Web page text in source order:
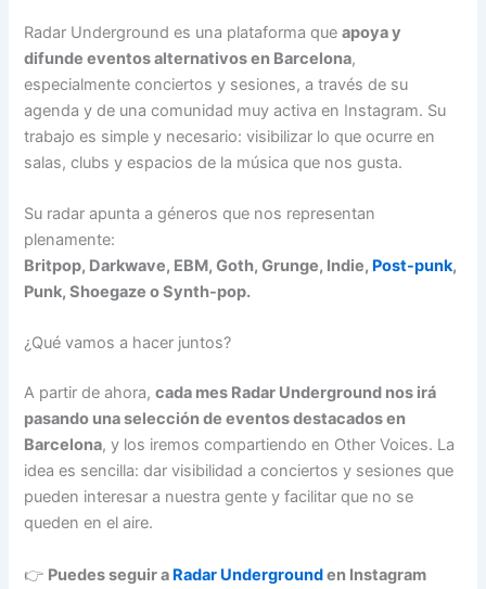
Radar Underground es una plataforma queapoya y
difunde eventos alternativos en Barcelona,
especialmente conciertos y sesiones, a través de su
agenda y de una comunidad muy activa en Instagram. Su
trabajo es simple y necesario: visibilizar lo que ocurre en
salas, clubs y espacios de la música que nos gusta.
Su radar apunta a géneros que nos representan
plenamente:
Britpop, Darkwave, EBM, Goth, Grunge, Indie, Post-punk,
Punk, Shoegaze o Synth-pop.
¿Qué vamos a hacer juntos?
A partir de ahora,cada mes Radar Underground nos irá
pasando una selección de eventos destacados en
Barcelona, y los iremos compartiendo en Other Voices. La
idea es sencilla: dar visibilidad a conciertos y sesiones que
pueden interesar a nuestra gente y facilitar que no se
queden en el aire.
👉 Puedes seguir a Radar Undergrounden Instagram